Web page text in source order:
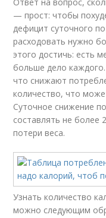
— прост: чтобы
дефицит суточного
расходовать нужно
этого достичь: есть
больше дело
что снижают
количество, что
Суточное снижение
составлять не более
потери веса.
Узнать количество
можно следующим